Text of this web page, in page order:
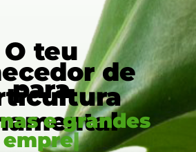
O teu
de
para
e grandes e|